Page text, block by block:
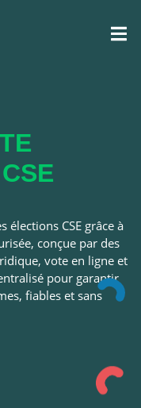
élections CSE grâce à
conçue par des
vote en ligne et
pour garantir
fiables et sans